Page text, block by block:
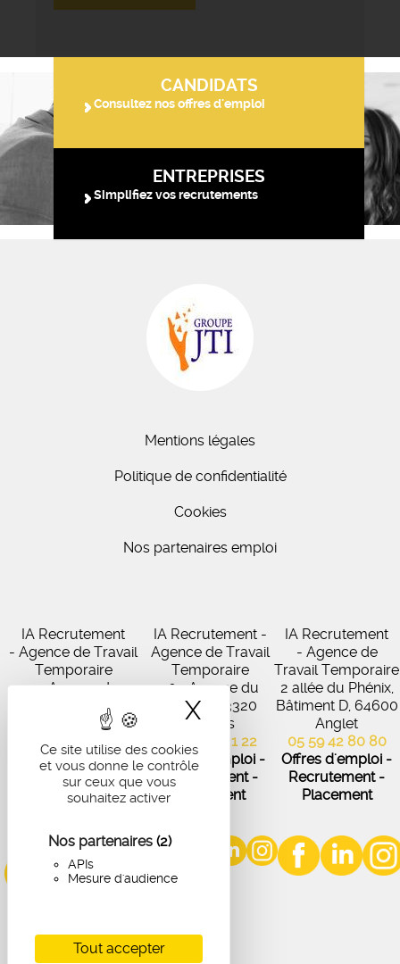
Ce site utilise des cookies
et vous donne le contrôle
sur ceux que vous
souhaitez activer
Nos partenaires (2)
APIs
Mesure d'audience
Tout accepter
X Masquer le
CANDIDATS
Consultez nos offres d'emploi
ENTREPRISES
Simplifiez vos recrutements
Mentions légales
Politique de confidentialité
Cookies
Nos partenaires emploi
IA Recrutement
- Agence de Travail
Temporaire
27 Avenue de
Virecourt, 33370
Artigues-près-
Bordeaux
05 56 67 48 57
Offres d'emploi -
Recrutement -
IA Recrutement -
Agence de Travail
Temporaire
102 Avenue du
Médoc, 33320
Eysines
05 56 45 21 22
Offres d'emploi -
Recrutement -
Placement
IA Recrutement
- Agence de
Travail Temporaire
2 allée du Phénix,
Bâtiment D, 64600
Anglet
05 59 42 80 80
Offres d'emploi -
Recrutement -
Placement